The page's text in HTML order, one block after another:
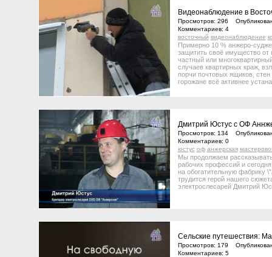
Видеонаблюдение в
Просмотров: 296
Комментариев: 4
восточный видеонаблюдение
Примерно 10 % анжеро-
защитить своё имущество от
частный или
случаев квартирных краж,
порчи почтовых ящиков,
горожане всё активнее
Дмитрий Юстус с ОФ
Просмотров: 134
Комментариев: 0
юстус оф анжерская
Мы продолжаем
рабочих профессий и
на обогатительную фабрику
трудится герой нашего
электрослесарей Дмитрий
Сельские путешествия:
Просмотров: 179
Комментариев: 5